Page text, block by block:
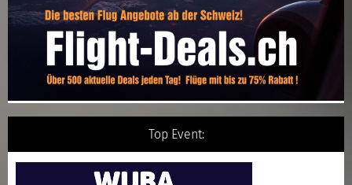
Top Event: